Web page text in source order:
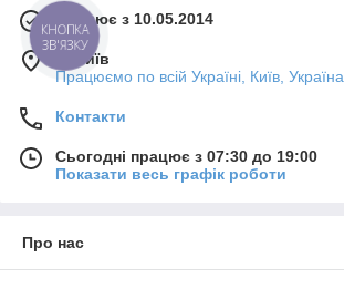
Працює з 10.05.2014
м. Київ
Працюємо по всій Україні, Київ, Україна
Контакти
Сьогодні працює з 07:30 до 19:00
Показати весь графік роботи
Про нас
КНОПКА
ЗВ'ЯЗКУ